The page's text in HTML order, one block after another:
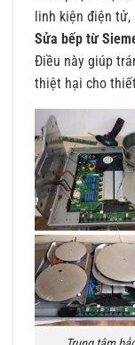
linh kiện điện
Sửa bếp từ
Điều này giúp
thiệt hại cho